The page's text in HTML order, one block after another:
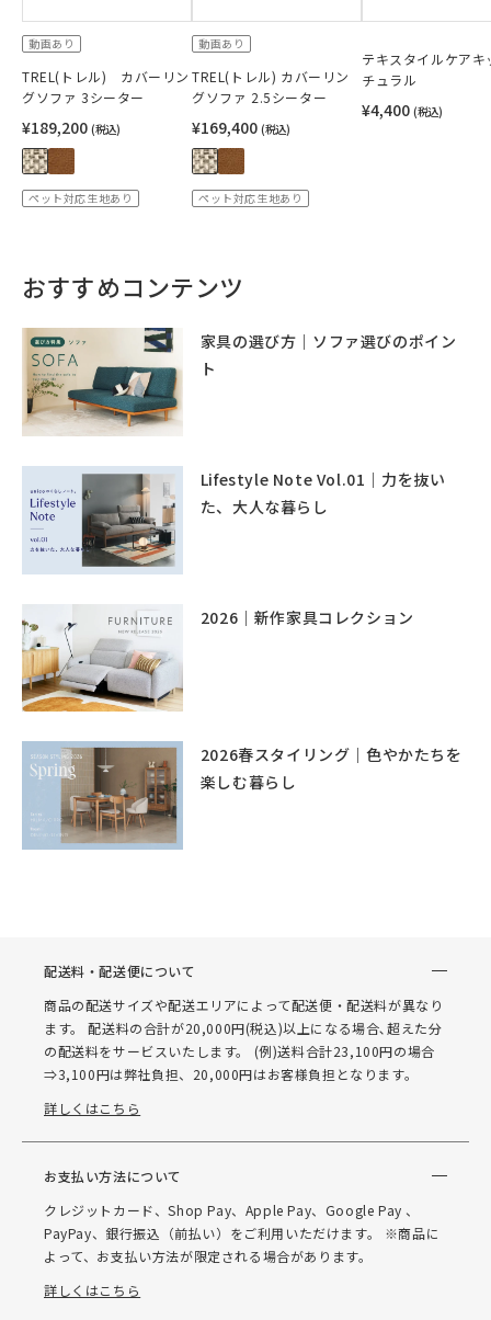
動画あり
TREL(トレル) カバーリン
グソファ 3シーター
¥189,200 (税込)
ペット対応生地あり
動画あり
TREL(トレル) カバーリン
グソファ 2.5シーター
¥169,400 (税込)
ペット対応生地あり
テキスタイルケアキ
チュラル
¥4,400 (税込)
おすすめコンテンツ
家具の選び方｜ソファ選びのポイン
ト
Lifestyle Note Vol.01｜力を抜い
た、大人な暮らし
2026｜新作家具コレクション
2026春スタイリング｜色やかたちを
楽しむ暮らし
配送料・配送便について
商品の配送サイズや配送エリアによって配送便・配送料が異なり
ます。 配送料の合計が20,000円(税込)以上になる場合､超えた分
の配送料をサービスいたします。 (例)送料合計23,100円の場合
⇒3,100円は弊社負担、20,000円はお客様負担となります。
詳しくはこちら
お支払い方法について
クレジットカード、Shop Pay、Apple Pay、Google Pay 、
PayPay、銀行振込（前払い）をご利用いただけます。 ※商品に
よって、お支払い方法が限定される場合があります。
詳しくはこちら